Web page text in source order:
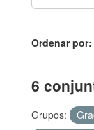
Ordenar por
6
Grupos: